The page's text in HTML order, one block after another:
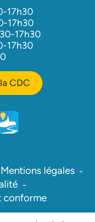
17h30
17h30
17h30
17h30
CDC
onglet)
nouvel onglet)
un nouvel onglet)
dans un nouvel
Météo
(ouverture dans un
Mentions légales
conforme